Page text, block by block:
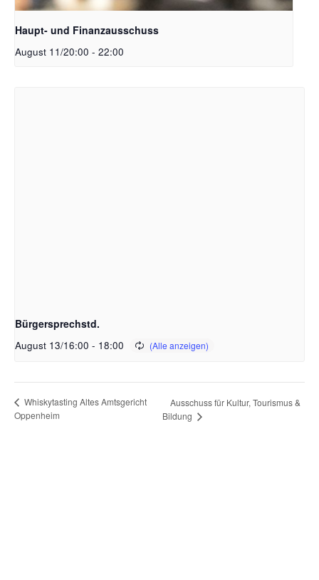
Haupt- und Finanzausschuss
August 11/20:00 - 22:00
Bürgersprechstd.
August 13/16:00 - 18:00
Whiskytasting Altes Amtsgericht
Oppenheim
Ausschuss für Kultur, Tourismus &
Bildung